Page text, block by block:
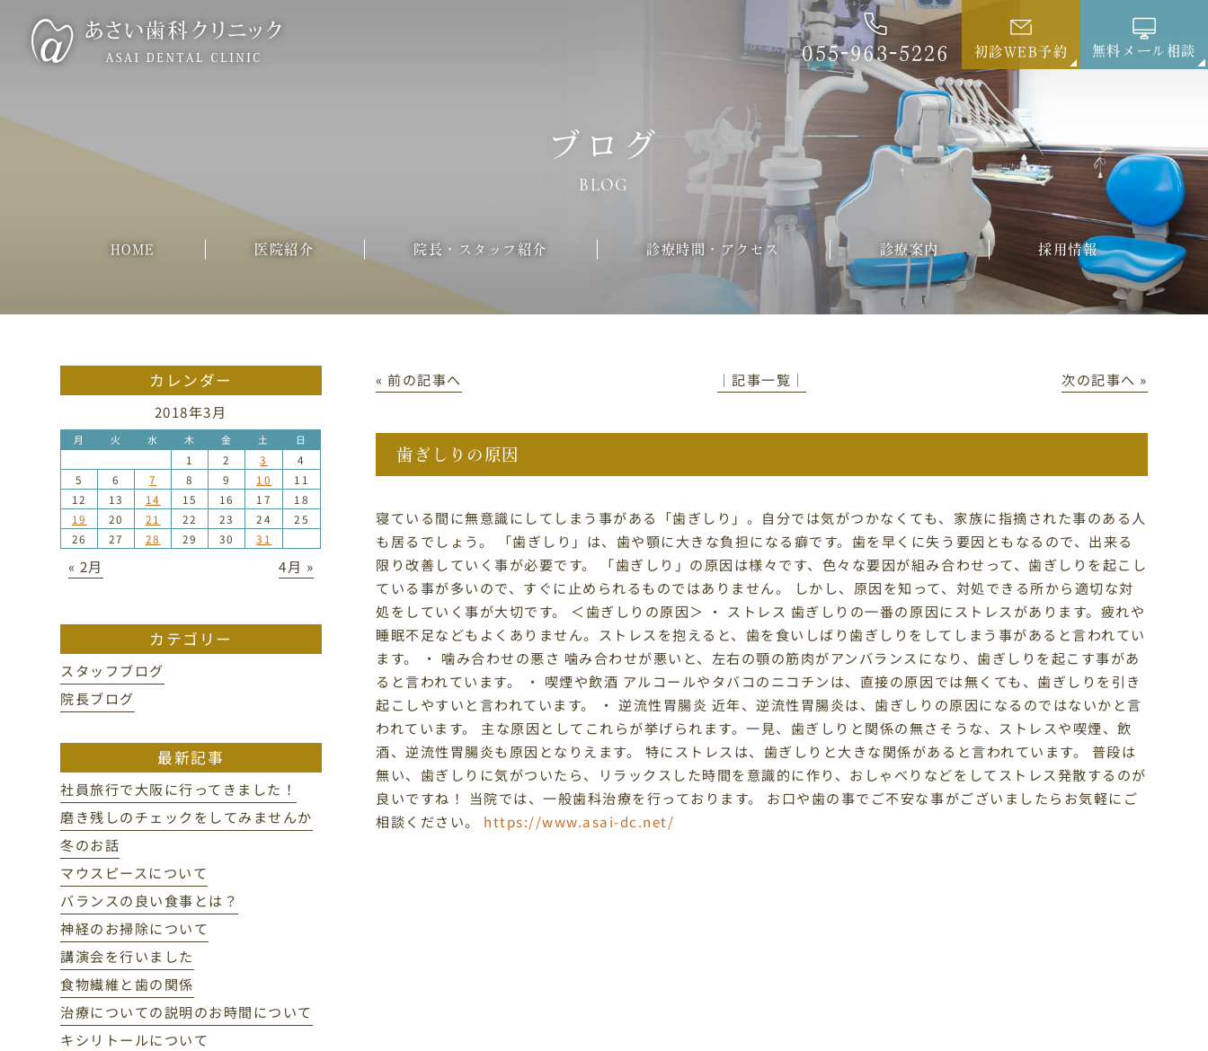
055-963-5226 初診WEB予約 無料メール相談
ブログ
BLOG
HOME 医院紹介 院長・スタッフ紹介 診療時間・アクセス 診療案内 採用情報
« 前の記事へ │記事一覧│ 次の記事へ »
歯ぎしりの原因
寝ている間に無意識にしてしまう事がある「歯ぎしり」。自分では気がつかなくても、家族に指摘された事のある人
も居るでしょう。 「歯ぎしり」は、歯や顎に大きな負担になる癖です。歯を早くに失う要因ともなるので、出来る
限り改善していく事が必要です。 「歯ぎしり」の原因は様々です、色々な要因が組み合わせって、歯ぎしりを起こし
ている事が多いので、すぐに止められるものではありません。 しかし、原因を知って、対処できる所から適切な対
処をしていく事が大切です。 ＜歯ぎしりの原因＞ ・ ストレス 歯ぎしりの一番の原因にストレスがあります。疲れや
睡眠不足などもよくありません。ストレスを抱えると、歯を食いしばり歯ぎしりをしてしまう事があると言われてい
ます。 ・ 噛み合わせの悪さ 噛み合わせが悪いと、左右の顎の筋肉がアンバランスになり、歯ぎしりを起こす事があ
ると言われています。 ・ 喫煙や飲酒 アルコールやタバコのニコチンは、直接の原因では無くても、歯ぎしりを引き
起こしやすいと言われています。 ・ 逆流性胃腸炎 近年、逆流性胃腸炎は、歯ぎしりの原因になるのではないかと言
われています。 主な原因としてこれらが挙げられます。一見、歯ぎしりと関係の無さそうな、ストレスや喫煙、飲
酒、逆流性胃腸炎も原因となりえます。 特にストレスは、歯ぎしりと大きな関係があると言われています。 普段は
無い、歯ぎしりに気がついたら、リラックスした時間を意識的に作り、おしゃべりなどをしてストレス発散するのが
良いですね！ 当院では、一般歯科治療を行っております。 お口や歯の事でご不安な事がございましたらお気軽にご
相談ください。 https://www.asai-dc.net/
カレンダー
2018年3月
月 火 水 木 金 土 日
1 2 3
4
5
6 7 8 9 10
11
12
13 14 15 16 17
18
19
20 21 22 23 24
25
26
27 28 29 30 31
« 2月 4月 »
カテゴリー
スタッフブログ
院長ブログ
最新記事
社員旅行で大阪に行ってきました！
磨き残しのチェックをしてみませんか
冬のお話
マウスピースについて
バランスの良い食事とは？
神経のお掃除について
講演会を行いました
食物繊維と歯の関係
治療についての説明のお時間について
キシリトールについて